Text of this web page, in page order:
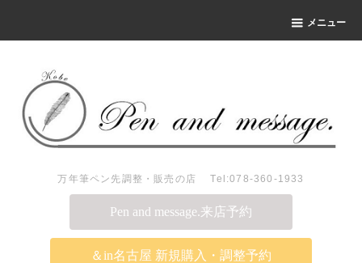
メニュー
万年筆ペン先調整・販売の店 Tel:078-360-1933
Pen and message.来店予約
＆in名古屋 新規購入・調整予約